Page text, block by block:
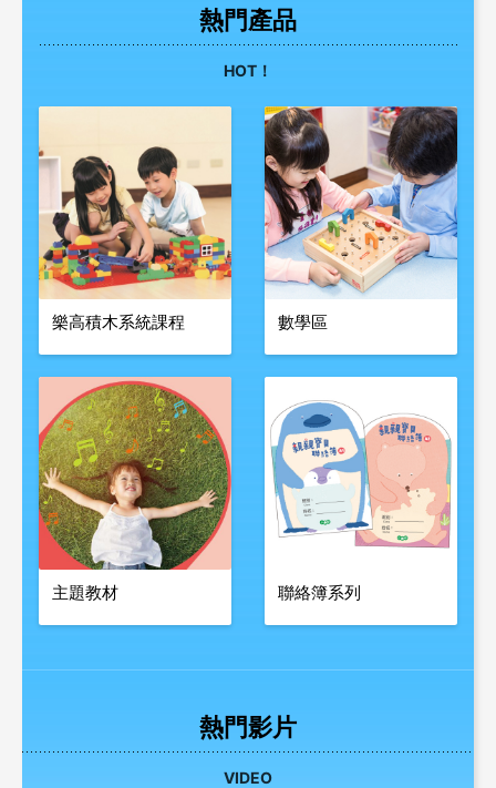
熱門產品
HOT！
樂高積木系統課程 數學區
主題教材 聯絡簿系列
熱門影片
VIDEO